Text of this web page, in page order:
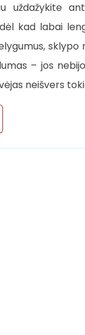
uždažykite
kad labai
sklypo
– jos
neišvers